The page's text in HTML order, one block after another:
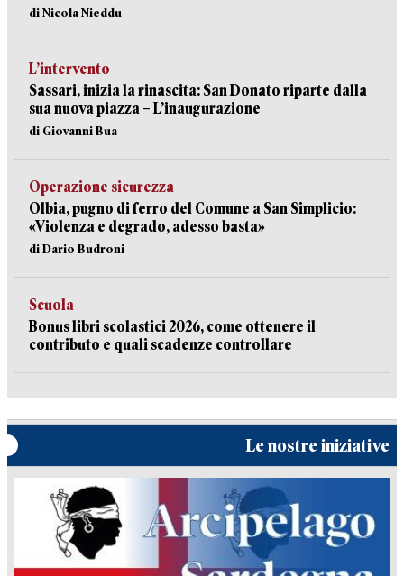
di Nicola Nieddu
L’intervento
Sassari, inizia la rinascita: San Donato riparte dalla
sua nuova piazza – L’inaugurazione
di Giovanni Bua
Operazione sicurezza
Olbia, pugno di ferro del Comune a San Simplicio:
«Violenza e degrado, adesso basta»
di Dario Budroni
Scuola
Bonus libri scolastici 2026, come ottenere il
contributo e quali scadenze controllare
Le nostre iniziative